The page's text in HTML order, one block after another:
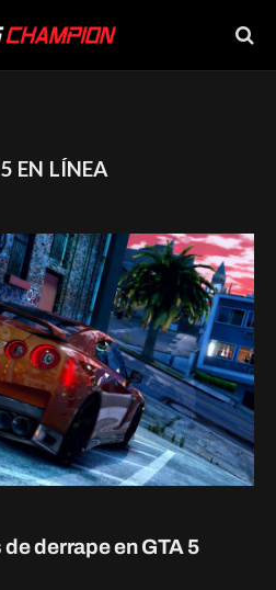
EN LÍNEA
derrape en GTA 5